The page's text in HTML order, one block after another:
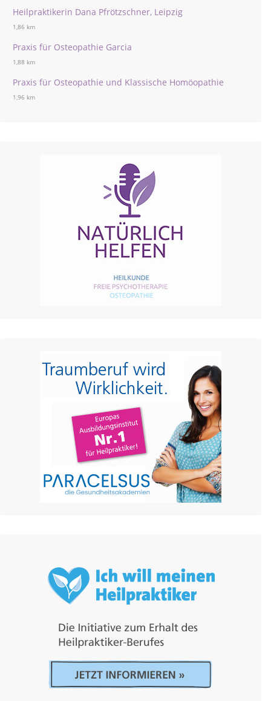
Heilpraktikerin Dana Pfrötzschner, Leipzig
1,86 km
Praxis für Osteopathie Garcia
1,88 km
Praxis für Osteopathie und Klassische Homöopathie
1,96 km